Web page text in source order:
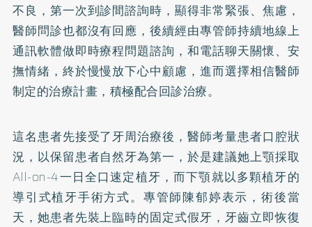
不良，第一次到診間諮詢時，顯得非常緊張、焦慮，
醫師問診也都沒有回應，後續經由專管師持續地線上
通訊軟體做即時療程問題諮詢，和電話聊天關懷、安
撫情緒，終於慢慢放下心中顧慮，進而選擇相信醫師
制定的治療計畫，積極配合回診治療。
這名患者先接受了牙周治療後，醫師考量患者口腔狀
況，以保留患者自然牙為第一，於是建議她上顎採取
All-on-4一日全口速定植牙，而下顎就以多顆植牙的
導引式植牙手術方式。專管師陳郁婷表示，術後當
天，她患者先裝上臨時的固定式假牙，牙齒立即恢復